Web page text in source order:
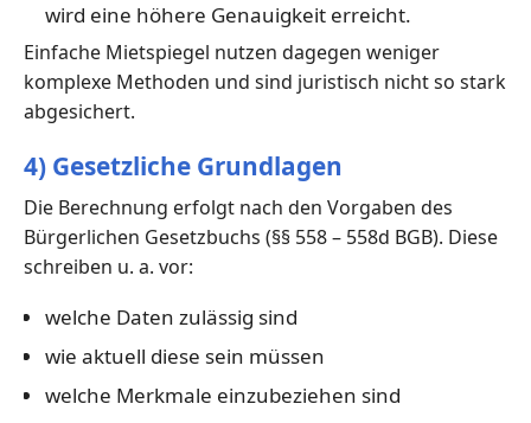
wird eine höhere Genauigkeit erreicht.
Einfache Mietspiegel nutzen dagegen weniger
komplexe Methoden und sind juristisch nicht so stark
abgesichert.
4) Gesetzliche Grundlagen
Die Berechnung erfolgt nach den Vorgaben des
Bürgerlichen Gesetzbuchs (§§ 558 – 558d BGB). Diese
schreiben u. a. vor:
welche Daten zulässig sind
wie aktuell diese sein müssen
welche Merkmale einzubeziehen sind